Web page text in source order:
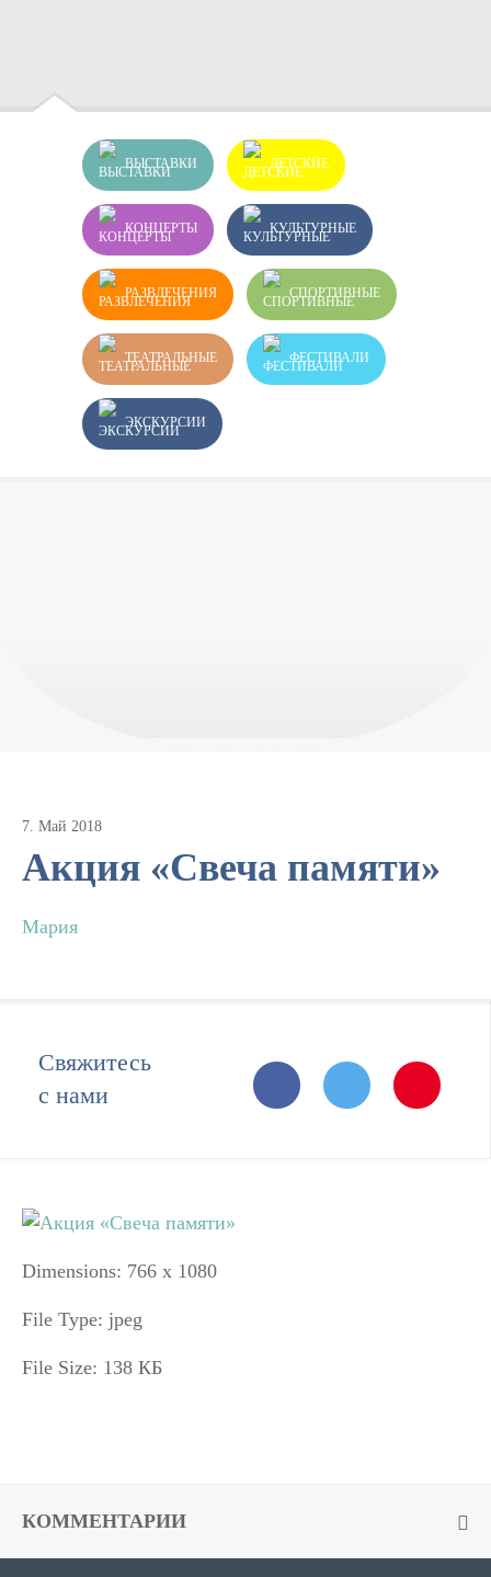
ВЫСТАВКИ ДЕТСКИЕ
КОНЦЕРТЫ КУЛЬТУРНЫЕ
РАЗВЛЕЧЕНИЯ СПОРТИВНЫЕ
ТЕАТРАЛЬНЫЕ ФЕСТИВАЛИ
ЭКСКУРСИИ
7. Май 2018
Акция «Свеча памяти»
Мария
Свяжитесь
с нами
Dimensions: 766 x 1080
File Type: jpeg
File Size: 138 КБ
КОММЕНТАРИИ